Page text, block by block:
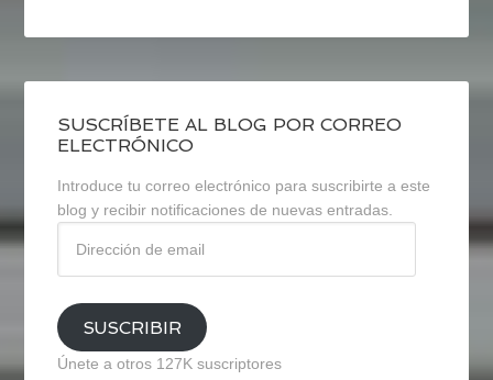
SUSCRÍBETE AL BLOG POR CORREO
ELECTRÓNICO
Introduce tu correo electrónico para suscribirte a este
blog y recibir notificaciones de nuevas entradas.
email
SUSCRIBIR
Únete a otros 127K suscriptores